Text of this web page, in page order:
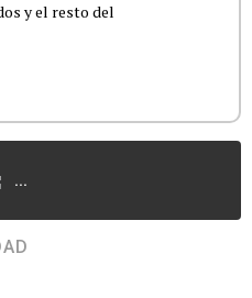
y el resto del
...